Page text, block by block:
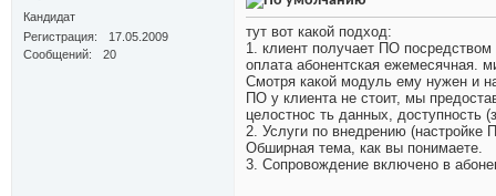
Кандидат
Регистрация
17.05.2009
Сообщений
20
тут вот какой подход:
1. клиент получает ПО посредством
оплата абонентская ежемесячная.
Смотря какой модуль ему нужен и
ПО у клиента не стоит, мы
целостнос ть данных, доступность
2. Услуги по внедрению (настройке
Обширная тема, как вы понимаете.
3. Сопровождение включено в